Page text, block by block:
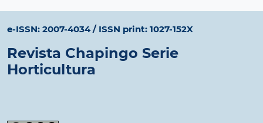
e-ISSN: 2007-4034/ ISSN print: 1027-152X
Revista Chapingo Serie
Horticultura